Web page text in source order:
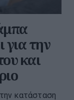
για την
και
κατάσταση